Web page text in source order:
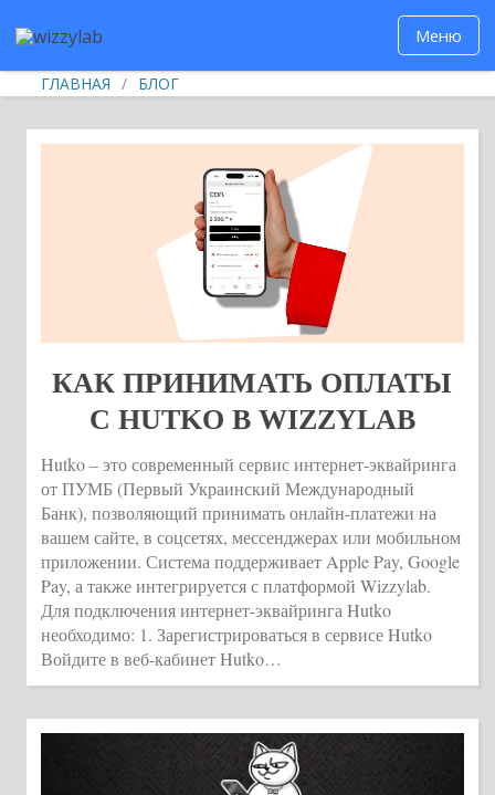
Меню
ГЛАВНАЯ / БЛОГ
КАК ПРИНИМАТЬ ОПЛАТЫ
С HUTKO В WIZZYLAB
Hutko – это современный сервис интернет-эквайринга
от ПУМБ (Первый Украинский Международный
Банк), позволяющий принимать онлайн-платежи на
вашем сайте, в соцсетях, мессенджерах или мобильном
приложении. Система поддерживает Apple Pay, Google
Pay, а также интегрируется с платформой Wizzylab.
Для подключения интернет-эквайринга Hutko
необходимо: 1. Зарегистрироваться в сервисе Hutko
Войдите в веб-кабинет Hutko…